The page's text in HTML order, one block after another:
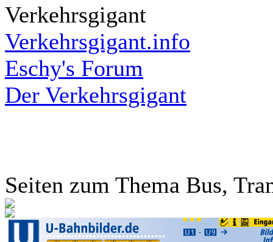
Verkehrsgigant
Verkehrsgigant.info
Eschy's Forum
Der Verkehrsgigant
Seiten zum Thema Bus,